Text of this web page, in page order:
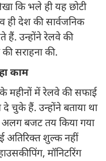
कि भले ही यह छोटी
देश की सार्वजनिक
उन्होंने रेलवे की
सराहना की.
काम
के महीनों में रेलवे की सफाई
चुके हैं. उन्होंने बताया था
अलग बजट तय किया गया
अतिरिक्त शुल्क नहीं
मॉनिटरिंग